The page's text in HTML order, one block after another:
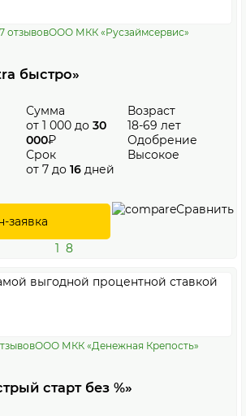
отзывовООО МКК «Русзаймсервис»
быстро»
Сумма
от 1 000 до 30
000₽
Срок
от 7 до 16 дней
Возраст
18-69 лет
Одобрение
Высокое
заявка
Сравнить
1 8
ООО МКК «Денежная Крепость»
старт без %»